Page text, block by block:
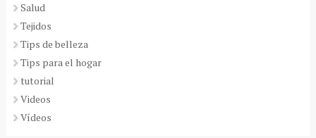
Salud
Tejidos
Tips de belleza
Tips para el hogar
tutorial
Videos
Vídeos